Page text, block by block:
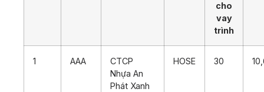
cho
vay
trình
1 AAA
CTCP
Nhựa An
Phát Xanh
HOSE 30